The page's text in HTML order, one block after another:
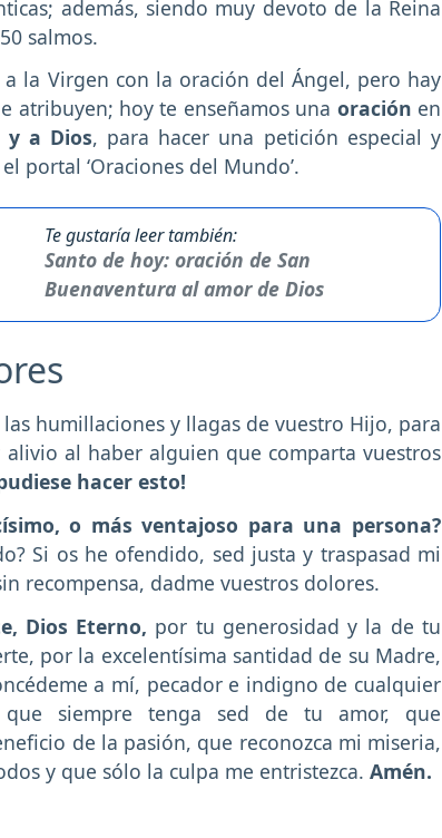
además, siendo muy devoto de la Reina
salmos.
la Virgen con la oración del Ángel, pero hay
atribuyen; hoy te enseñamos una oración en
y a Dios, para hacer una petición especial y
portal ‘Oraciones del Mundo’.
Te gustaría leer también:
Santo de hoy: oración de San
Buenaventura al amor de Dios
humillaciones y llagas de vuestro Hijo, para
al haber alguien que comparta vuestros
hacer esto!
o más ventajoso para una persona?
Si os he ofendido, sed justa y traspasad mi
recompensa, dadme vuestros dolores.
Dios Eterno, por tu generosidad y la de tu
por la excelentísima santidad de su Madre,
a mí, pecador e indigno de cualquier
siempre tenga sed de tu amor, que
de la pasión, que reconozca mi miseria,
y que sólo la culpa me entristezca. Amén.